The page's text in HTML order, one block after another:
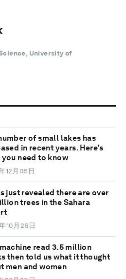
University of
of small lakes has
in recent years. Here's
you need to know
12月05日
just revealed there are over
trees in the Sahara
10月26日
read 3.5 million
then told us what it thought
men and women